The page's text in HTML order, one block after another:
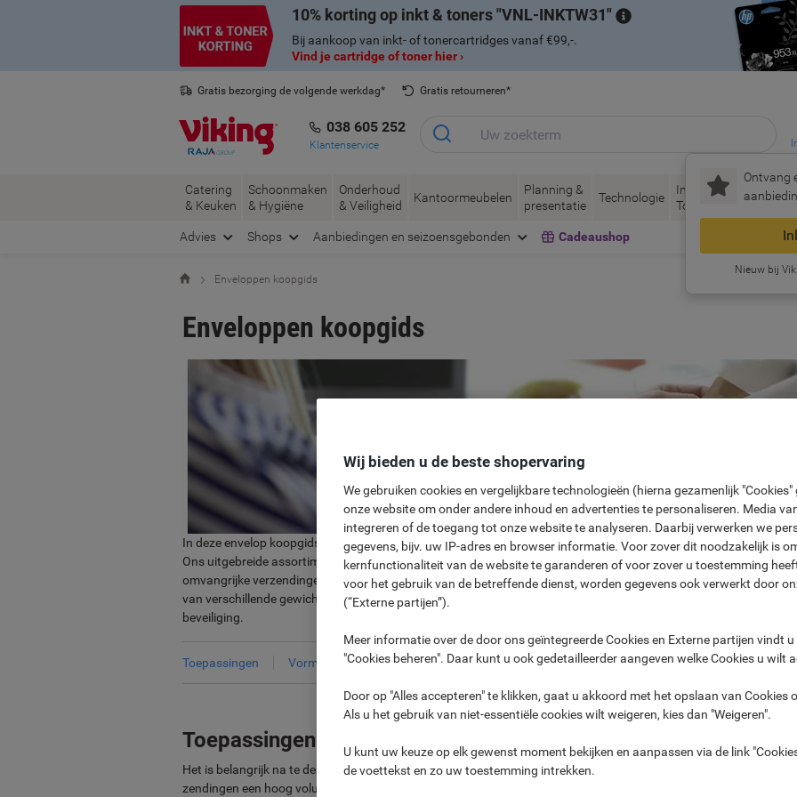
10% korting op inkt & toners VNL-INKTW31
Bij aankoop van inkt- of tonercartridges vanaf €99,-.
Vind je cartridge of toner hier ›
Gratis bezorging de volgende werkdag*
Gratis retourneren*
038 605 252
Klantenservice
Ontvang
Nieuw bij
Catering
& Keuken
Schoonmaken
& Hygiëne
Onderhoud
& Veiligheid
Kantoormeubelen
Planning &
presentatie
Technologie
Inkt &
Toner
Papier,
Advies Shops Aanbiedingen en seizoensgebonden Cadeaushop
HomeEnveloppen koopgids
Enveloppen koopgids
In deze envelop koopgids kunt u niet alleen de envelop vinden die u zoekt, maar ook informatie krijgen over de
Ons uitgebreide assortiment varieert van superieure kwaliteit witte enveloppen tot kosteneffectieve manilla
omvangrijke verzendingen. Het is ons doel om aan al uw persoonlijke en professionele wensen op het gebied
van verschillende gewichten, afmetingen, vensters en materialen met ieder hun eigen specifieke voordelen,
beveiliging.
Toepassingen Vormen & formaten Afdichting & sluiting Stijlen Vensters Gewicht
Toepassingen
Het is belangrijk na te denken over wat en aan wie u uw post wilt sturen. Dit zal u helpen vaststellen welke
zendingen een hoog volume of een hoge kwaliteit hebben? Bevat het slechts één enkel blad papier of
Wij bieden u de beste shopervaring
We gebruiken cookies en vergelijkbare technologieën (hierna gezamenlijk "Cookies"
onze website om onder andere inhoud en advertenties te personaliseren. Media
integreren of de toegang tot onze website te analyseren. Daarbij verwerken we
gegevens, bijv. uw IP-adres en browser informatie. Voor zover dit noodzakelijk is
kernfunctionaliteit van de website te garanderen of voor zover u toestemming
voor het gebruik van de betreffende dienst, worden gegevens ook verwerkt door
(“Externe partijen”).
Meer informatie over de door ons geïntegreerde Cookies en Externe partijen vindt u
"Cookies beheren". Daar kunt u ook gedetailleerder aangeven welke Cookies u wilt
Door op "Alles accepteren" te klikken, gaat u akkoord met het opslaan van Cookies
Als u het gebruik van niet-essentiële cookies wilt weigeren, kies dan "Weigeren".
U kunt uw keuze op elk gewenst moment bekijken en aanpassen via de link
de voettekst en zo uw toestemming intrekken.